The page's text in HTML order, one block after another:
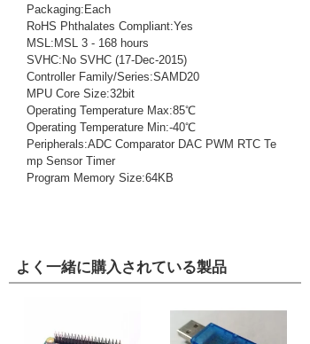
Packaging:Each
RoHS Phthalates Compliant:Yes
MSL:MSL 3 - 168 hours
SVHC:No SVHC (17-Dec-2015)
Controller Family/Series:SAMD20
MPU Core Size:32bit
Operating Temperature Max:85℃
Operating Temperature Min:-40℃
Peripherals:ADC Comparator DAC PWM RTC Te
mp Sensor Timer
Program Memory Size:64KB
よく一緒に購入されている製品